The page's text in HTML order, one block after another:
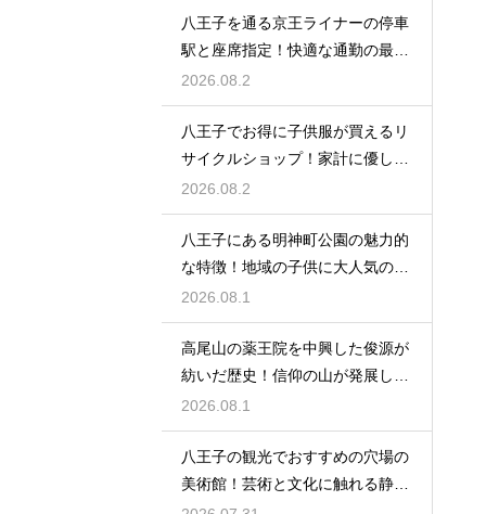
八王子を通る京王ライナーの停車
駅と座席指定！快適な通勤の最強
の裏ワザ
2026.08.2
八王子でお得に子供服が買えるリ
サイクルショップ！家計に優しい
お店特集
2026.08.2
八王子にある明神町公園の魅力的
な特徴！地域の子供に大人気の遊
び場紹介
2026.08.1
高尾山の薬王院を中興した俊源が
紡いだ歴史！信仰の山が発展した
理由とは
2026.08.1
八王子の観光でおすすめの穴場の
美術館！芸術と文化に触れる静か